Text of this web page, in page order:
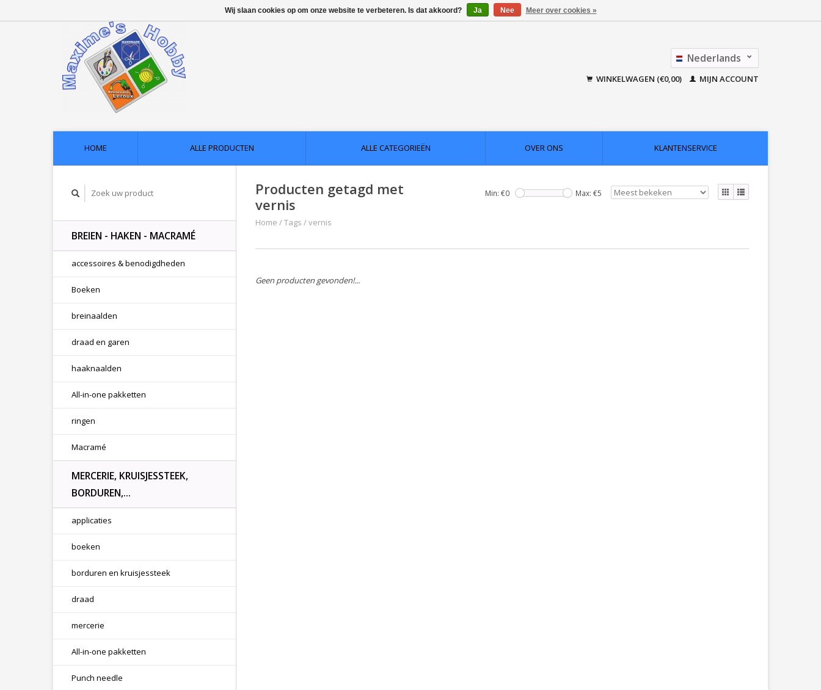
Nederlands
Français
WINKELWAGEN (€0,00) MIJN ACCOUNT
HOME ALLE PRODUCTEN ALLE CATEGORIEËN OVER ONS KLANTENSERVICE
BREIEN - HAKEN - MACRAMÉ
accessoires & benodigdheden
Boeken
breinaalden
draad en garen
haaknaalden
All-in-one pakketten
ringen
Macramé
MERCERIE, KRUISJESSTEEK,
BORDUREN,...
applicaties
boeken
borduren en kruisjessteek
draad
mercerie
All-in-one pakketten
Punch needle
Producten getagd met
vernis
Home /Tags /vernis
Min: €0 Max: €5
Geen producten gevonden!...
Wij slaan cookies op om onze website te verbeteren. Is dat akkoord? Ja Nee Meer over cookies »